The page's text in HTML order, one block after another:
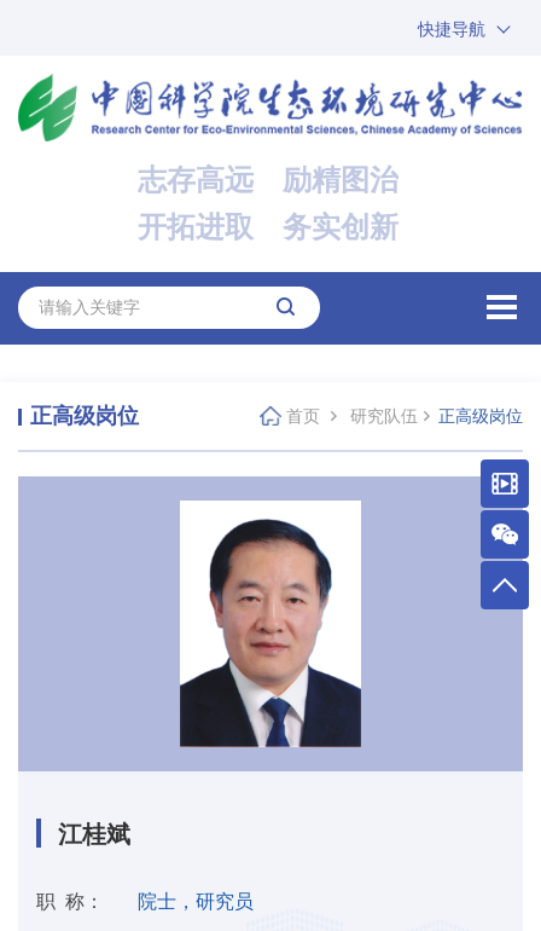
快捷导航
ARP
邮箱
志存高远 励精图治
开拓进取 务实创新
正高级岗位 首页 研究队伍 正高级岗位
江桂斌
职 称： 院士，研究员